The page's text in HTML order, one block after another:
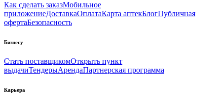
Как сделать заказМобильное
приложениеДоставкаОплатаКарта аптекБлогПубличная
офертаБезопасность
Бизнесу
Стать поставщикомОткрыть пункт
выдачиТендерыАрендаПартнерская программа
Карьера